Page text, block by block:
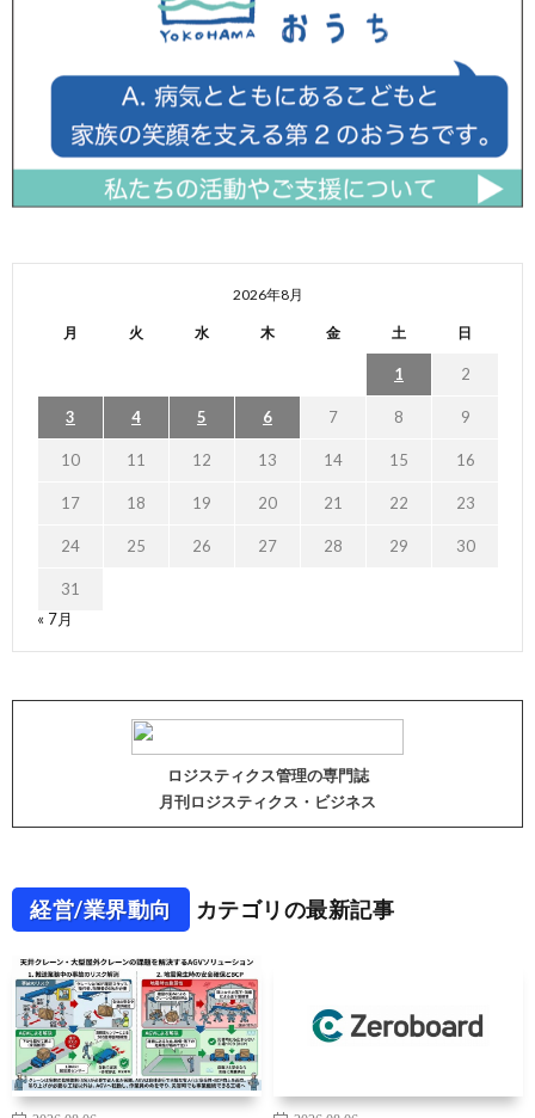
2026年8月
月 火 水 木 金 土 日
1 2
3 4 5 6 7 8 9
10 11 12 13 14 15 16
17 18 19 20 21 22 23
24 25 26 27 28 29 30
31
« 7月
ロジスティクス管理の専門誌
月刊ロジスティクス・ビジネス
経営/業界動向 カテゴリの最新記事